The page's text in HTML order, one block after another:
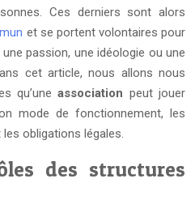
Ces derniers sont alors
et se portent volontaires pour
passion, une idéologie ou une
cet article, nous allons nous
qu’uneassociation peut jouer
mode de fonctionnement, les
obligations légales.
des structures